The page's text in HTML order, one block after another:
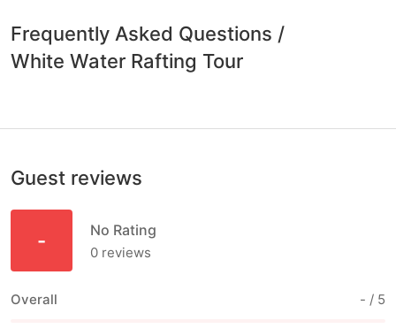
Frequently Asked Questions /
White Water Rafting Tour
Guest reviews
- No Rating
0 reviews
Overall - / 5